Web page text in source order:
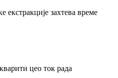
екстракције захтева време
цео ток рада